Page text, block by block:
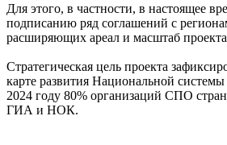
Для этого, в частности, в настоящее
подписанию ряд соглашений с
расширяющих ареал и масштаб
Стратегическая цель проекта
карте развития Национальной
2024 году 80% организаций СПО
ГИА и НОК.